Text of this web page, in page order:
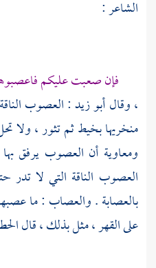
الشاعر :
فإن صعبت عليكم
، وقالأبو زيد: العصوب
منخريها بخيط ثم تثور ،
ومعاوية أن العصوب يرفق
العصوب الناقة التي لا
بالعصابة . والعصاب : ما
على القهر ، مثل بذلك ، قال